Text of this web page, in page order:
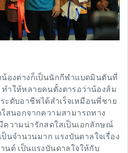
องต่างก็เป็นนักกีฬาแบดมินตันที่
ำให้หลายคนตั้งตารอว่าน้องส้ม
ะดับอาชีพได้สำเร็จเหมือนพี่ชาย
สนอกจากความสามารถทาง
ความน่ารักสดใสเป็นเอกลักษณ์
นจำนวนมาก แรงบันดาลใจเรื่อง
นต์ เป็นแรงบันดาลใจให้กับ